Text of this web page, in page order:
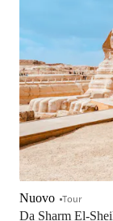
Da Sharm El-
Nuovo Tour